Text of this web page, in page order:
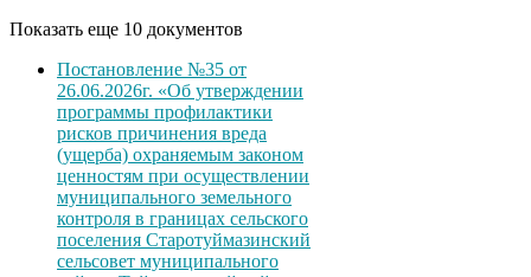
Показать еще 10 документов
Постановление №35 от
26.06.2026г. «Об утверждении
программы профилактики
рисков причинения вреда
(ущерба) охраняемым законом
ценностям при осуществлении
муниципального земельного
контроля в границах сельского
поселения Старотуймазинский
сельсовет муниципального